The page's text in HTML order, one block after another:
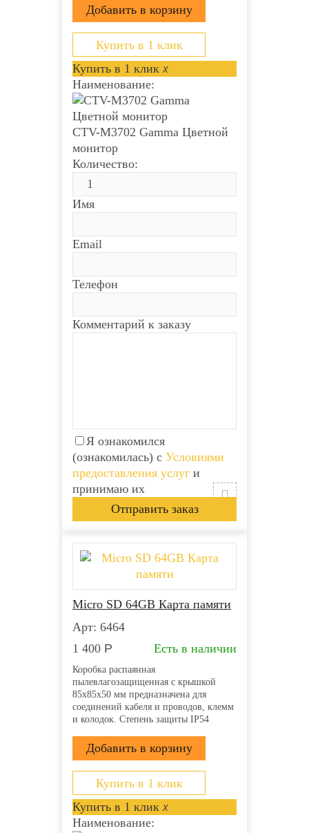
Купить в 1 клик
Купить в 1 клик x
Наименование:
CTV-M3702 Gamma Цветной
монитор
Количество:
Имя
Email
Телефон
Комментарий к заказу
Я ознакомился
(ознакомилась) с Условиями
предоставления услуг и
принимаю их
Micro SD 64GB Карта памяти
Арт: 6464
1 400 Р Есть в наличии
Коробка распаянная
пылевлагозащищенная с крышкой
85х85х50 мм предназначена для
соединений кабеля и проводов, клемм
и колодок. Степень защиты IP54
от ударов, пыли и влаги. Она
производится из прочного пластика
полипропилена и применяется для
открытой проводки....
Купить в 1 клик
Купить в 1 клик x
Наименование: